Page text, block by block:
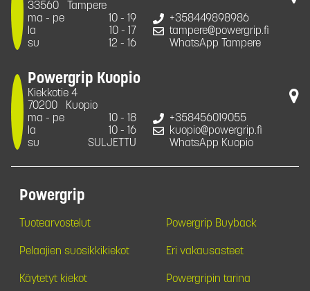
33560
Tampere
ma - pe
10 - 19
la
10 - 17
su
12 - 16
+358449898986
tampere@powergrip.fi
WhatsApp Tampere
Powergrip Kuopio
Kiekkotie 4
70200
Kuopio
ma - pe
10 - 18
la
10 - 16
su
SULJETTU
+358456019055
kuopio@powergrip.fi
WhatsApp Kuopio
Powergrip
Tuotearvostelut Powergrip Buyback
Pelaajien suosikkikiekot Eri vakausasteet
Käytetyt kiekot Powergripin tarina